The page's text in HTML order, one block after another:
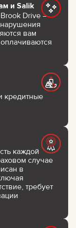
и Salik
Drive —
вам
кредитные
каждой
случае
в
требует